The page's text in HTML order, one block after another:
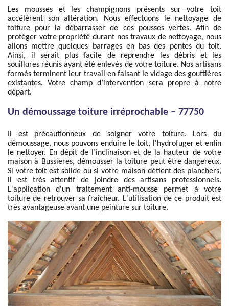
Les mousses et les champignons présents sur votre toit
accélèrent son altération. Nous effectuons le nettoyage de
toiture pour la débarrasser de ces pousses vertes. Afin de
protéger votre propriété durant nos travaux de nettoyage, nous
allons mettre quelques barrages en bas des pentes du toit.
Ainsi, il serait plus facile de reprendre les débris et les
souillures réunis ayant été enlevés de votre toiture. Nos artisans
formés terminent leur travail en faisant le vidage des gouttières
existantes. Votre champ d’intervention sera propre à notre
départ.
Un démoussage toiture irréprochable – 77750
Il est précautionneux de soigner votre toiture. Lors du
démoussage, nous pouvons enduire le toit, l'hydrofuger et enfin
le nettoyer. En dépit de l’inclinaison et de la hauteur de votre
maison à Bussieres, démousser la toiture peut être dangereux.
Si votre toit est solide ou si votre maison détient des planchers,
il est très attentif de joindre des artisans professionnels.
L'application d'un traitement anti-mousse permet à votre
toiture de retrouver sa fraîcheur. L'utilisation de ce produit est
très avantageuse avant une peinture sur toiture.